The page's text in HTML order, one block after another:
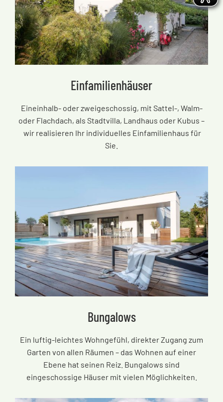
Einfamilienhäuser
Eineinhalb- oder zweigeschossig, mit Sattel-, Walm-
oder Flachdach, als Stadtvilla, Landhaus oder Kubus –
wir realisieren Ihr individuelles Einfamilienhaus für
Sie.
Bungalows
Ein luftig-leichtes Wohngefühl, direkter Zugang zum
Garten von allen Räumen – das Wohnen auf einer
Ebene hat seinen Reiz. Bungalows sind
eingeschossige Häuser mit vielen Möglichkeiten.